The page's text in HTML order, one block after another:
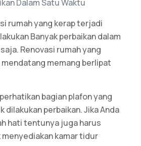
Dalam Satu Waktu
rumah yang kerap terjadi
Banyak perbaikan dalam
Renovasi rumah yang
mendatang memang berlipat
bagian plafon yang
dilakukan perbaikan. Jika Anda
hati tentunya juga harus
kamar tidur